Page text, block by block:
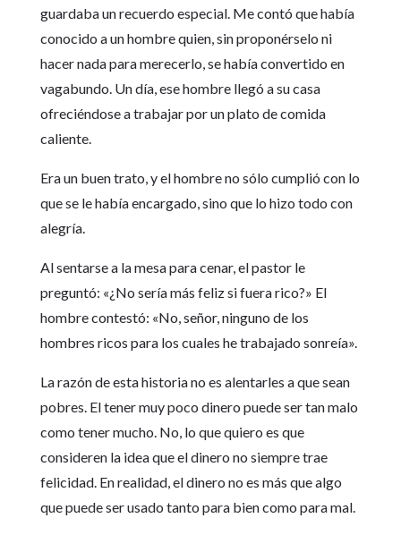
guardaba un recuerdo especial. Me contó que había
conocido a un hombre quien, sin proponérselo ni
hacer nada para merecerlo, se había convertido en
vagabundo. Un día, ese hombre llegó a su casa
ofreciéndose a trabajar por un plato de comida
caliente.
Era un buen trato, y el hombre no sólo cumplió con lo
que se le había encargado, sino que lo hizo todo con
alegría.
Al sentarse a la mesa para cenar, el pastor le
preguntó: «¿No sería más feliz si fuera rico?» El
hombre contestó: «No, señor, ninguno de los
hombres ricos para los cuales he trabajado sonreía».
La razón de esta historia no es alentarles a que sean
pobres. El tener muy poco dinero puede ser tan malo
como tener mucho. No, lo que quiero es que
consideren la idea que el dinero no siempre trae
felicidad. En realidad, el dinero no es más que algo
que puede ser usado tanto para bien como para mal.